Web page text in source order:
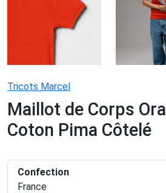
Tricots Marcel
Maillot de Corps
Coton Pima Côtelé
Confection
France